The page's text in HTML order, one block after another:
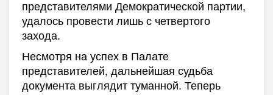
представителями Демократической партии,
удалось провести лишь с четвертого
захода.
Несмотря на успех в Палате
представителей, дальнейшая судьба
документа выглядит туманной. Теперь